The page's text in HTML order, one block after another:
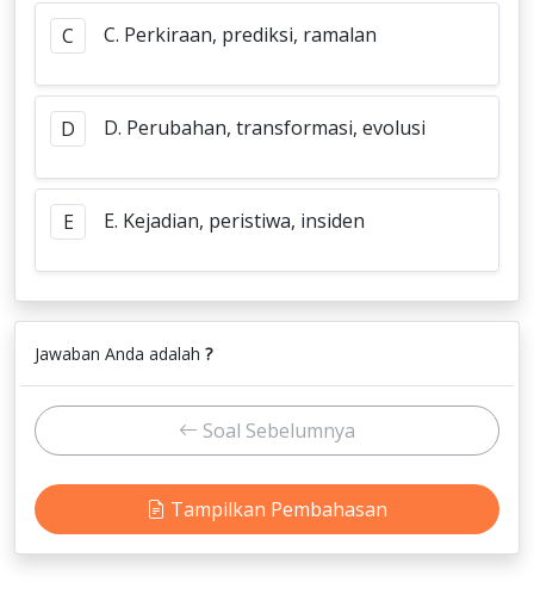
C C. Perkiraan, prediksi, ramalan
D D. Perubahan, transformasi, evolusi
E E. Kejadian, peristiwa, insiden
Jawaban Anda adalah ?
Soal Sebelumnya
Tampilkan Pembahasan